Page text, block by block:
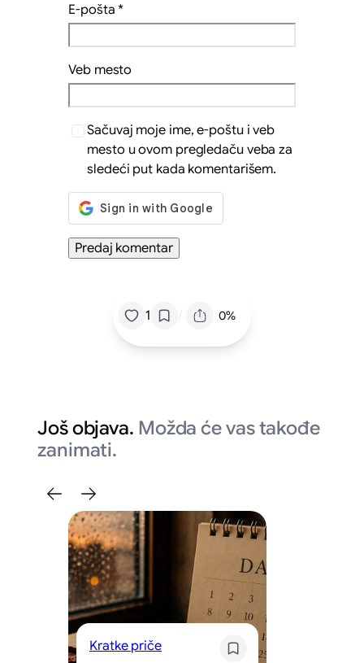
E-pošta*
Veb mesto
Sačuvaj moje ime, e-poštu i veb
mesto u ovom pregledaču veba za
sledeći put kada komentarišem.
1 / 0%
Još objava. Možda će vas takođe
zanimati.
Kratke priče